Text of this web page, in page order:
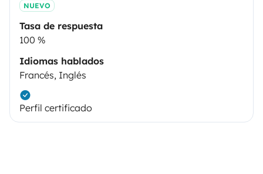
NUEVO
Tasa de respuesta
100 %
Idiomas hablados
Francés, Inglés
Perfil certificado